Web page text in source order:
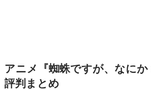
アニメ『蜘蛛ですが、なにか
評判まとめ